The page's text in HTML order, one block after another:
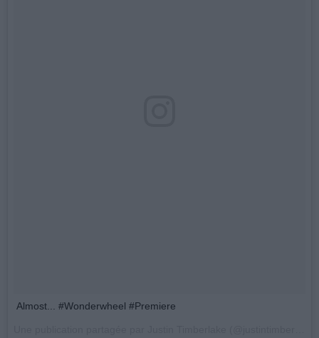
Almost... #Wonderwheel #Premiere